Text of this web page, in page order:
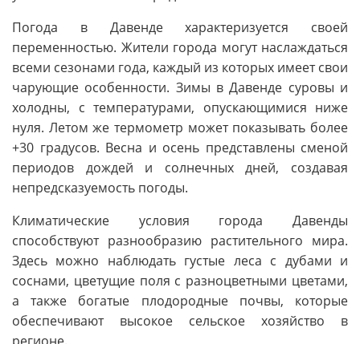
Погода в Давенде характеризуется своей
переменностью. Жители города могут наслаждаться
всеми сезонами года, каждый из которых имеет свои
чарующие особенности. Зимы в Давенде суровы и
холодны, с температурами, опускающимися ниже
нуля. Летом же термометр может показывать более
+30 градусов. Весна и осень представлены сменой
периодов дождей и солнечных дней, создавая
непредсказуемость погоды.
Климатические условия города Давенды
способствуют разнообразию растительного мира.
Здесь можно наблюдать густые леса с дубами и
соснами, цветущие поля с разноцветными цветами,
а также богатые плодородные почвы, которые
обеспечивают высокое сельское хозяйство в